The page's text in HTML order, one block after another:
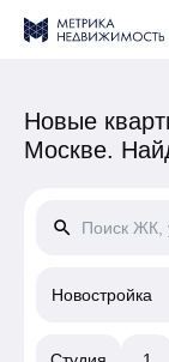
Новые
Москве.
search
Новостройка